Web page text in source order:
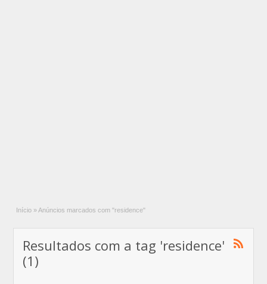
Início » Anúncios marcados com "residence"
Resultados com a tag 'residence'
(1)